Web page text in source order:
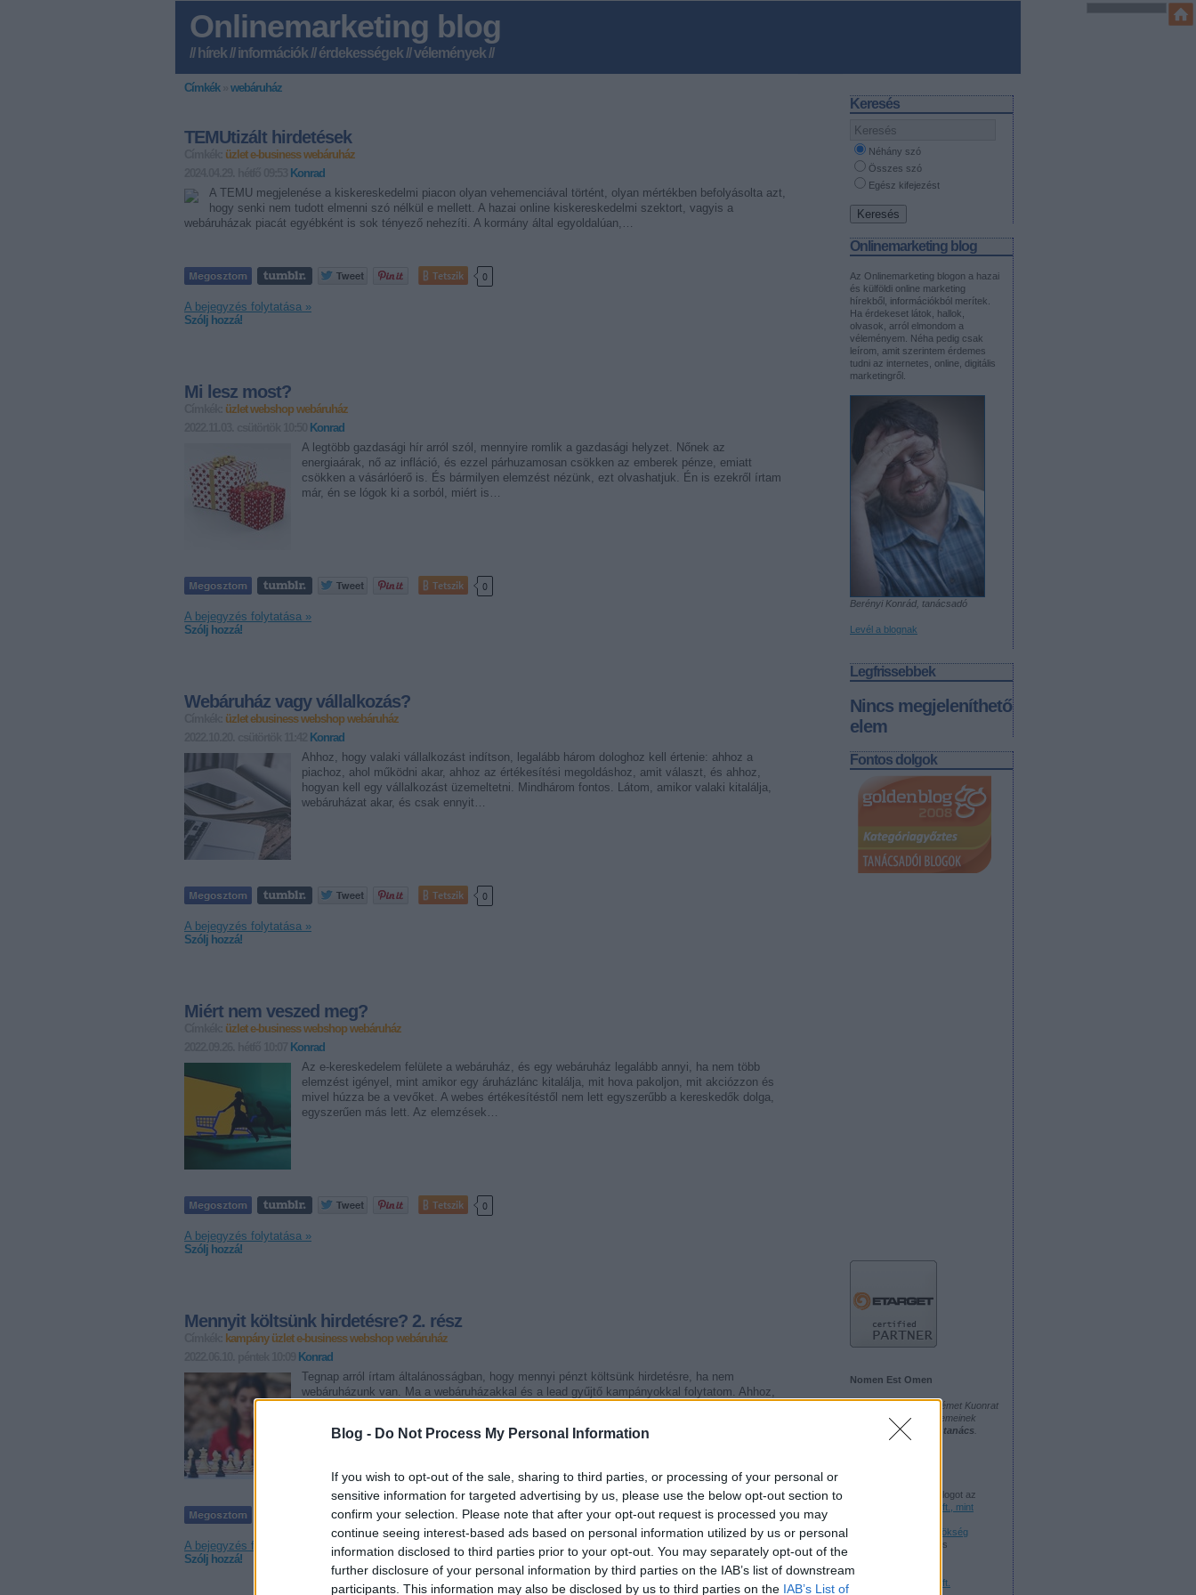
Blog - Do Not Process My Personal Information
If you wish to opt-out of the sale, sharing to third parties, or processing of your personal or
sensitive information for targeted advertising by us, please use the below opt-out section to
confirm your selection. Please note that after your opt-out request is processed you may
continue seeing interest-based ads based on personal information utilized by us or personal
information disclosed to third parties prior to your opt-out. You may separately opt-out of the
further disclosure of your personal information by third parties on the IAB’s list of downstream
participants. This information may also be disclosed by us to third parties on the IAB’s List of
Onlinemarketing blog
// hírek // információk // érdekességek // vélemények //
Keresés
Néhány szó
Összes szó
Egész kifejezést
Onlinemarketing blog
Az Onlinemarketing blogon a hazai
és külföldi online marketing
hírekből, információkból merítek.
Ha érdekeset látok, hallok,
olvasok, arról elmondom a
véleményem. Néha pedig csak
leírom, amit szerintem érdemes
tudni az internetes, online, digitális
marketingről.
Berényi Konrád, tanácsadó
Levél a blognak
Legfrissebbek
Nincs megjeleníthető
elem
Fontos dolgok
Nomen Est Omen
A Konrád férfinév a német Kuonrat
névből származik. Elemeinek
merész és tanács
Az Onlinemarketing blogot az
Onlinemarketing.hu Kft., mint
kommunikációs ügynökség
vezető tanácsadója és
Onlinemarketing.hu Kft.
Címkék» webáruház
TEMUtizált hirdetések
üzlet e-business webáruház
Konrad
A TEMU megjelenése a kiskereskedelmi piacon olyan vehemenciával történt, olyan mértékben befolyásolta azt,
hogy senki nem tudott elmenni szó nélkül e mellett. A hazai online kiskereskedelmi szektort, vagyis a
webáruházak piacát egyébként is sok tényező nehezíti. A kormány által egyoldalúan,…
Tetszik 0
A bejegyzés folytatása »
Szólj hozzá!
Mi lesz most?
üzlet webshop webáruház
Konrad
A legtöbb gazdasági hír arról szól, mennyire romlik a gazdasági helyzet. Nőnek az
energiaárak, nő az infláció, és ezzel párhuzamosan csökken az emberek pénze, emiatt
csökken a vásárlóerő is. És bármilyen elemzést nézünk, ezt olvashatjuk. Én is ezekről írtam
már, én se lógok ki a sorból, miért is…
Tetszik 0
A bejegyzés folytatása »
Szólj hozzá!
Webáruház vagy vállalkozás?
üzlet ebusiness webshop webáruház
Konrad
Ahhoz, hogy valaki vállalkozást indítson, legalább három dologhoz kell értenie: ahhoz a
piachoz, ahol működni akar, ahhoz az értékesítési megoldáshoz, amit választ, és ahhoz,
hogyan kell egy vállalkozást üzemeltetni. Mindhárom fontos. Látom, amikor valaki kitalálja,
webáruházat akar, és csak ennyit…
Tetszik 0
A bejegyzés folytatása »
Szólj hozzá!
Miért nem veszed meg?
üzlet e-business webshop webáruház
Konrad
Az e-kereskedelem felülete a webáruház, és egy webáruház legalább annyi, ha nem több
elemzést igényel, mint amikor egy áruházlánc kitalálja, mit hova pakoljon, mit akciózzon és
mivel húzza be a vevőket. A webes értékesítéstől nem lett egyszerűbb a kereskedők dolga,
egyszerűen más lett. Az elemzések…
Tetszik 0
A bejegyzés folytatása »
Szólj hozzá!
Mennyit költsünk hirdetésre? 2. rész
kampány üzlet e-business webshop webáruház
Konrad
Tegnap arról írtam általánosságban, hogy mennyi pénzt költsünk hirdetésre, ha nem
webáruházunk van. Ma a webáruházakkal és a lead gyűjtő kampányokkal folytatom. Ahhoz,
Tetszik 0
A bejegyzés folytatása »
Szólj hozzá!